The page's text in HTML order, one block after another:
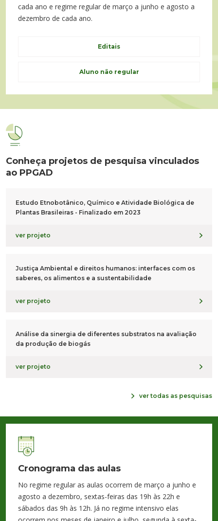
cada ano e regime regular de março a junho e agosto a
dezembro de cada ano.
Editais
Aluno não regular
Conheça projetos de pesquisa vinculados
ao PPGAD
Estudo Etnobotânico, Químico e Atividade Biológica de
Plantas Brasileiras - Finalizado em 2023
ver projeto
Justiça Ambiental e direitos humanos: interfaces com os
saberes, os alimentos e a sustentabilidade
ver projeto
Análise da sinergia de diferentes substratos na avaliação
da produção de biogás
ver projeto
ver todas as pesquisas
Cronograma das aulas
No regime regular as aulas ocorrem de março a junho e
agosto a dezembro, sextas-feiras das 19h às 22h e
sábados das 9h às 12h. Já no regime intensivo elas